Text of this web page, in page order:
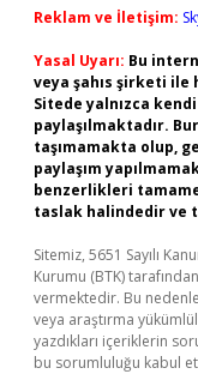
Reklam ve İletişim:
Yasal Uyarı: Bu
veya şahıs şirketi ile
Sitede yalnızca
paylaşılmaktadır.
taşımamakta olup,
paylaşım
benzerlikleri
taslak halindedir ve
Sitemiz, 5651 Sayılı
Kurumu (BTK)
vermektedir. Bu
veya araştırma
yazdıkları içeriklerin
bu sorumluluğu kabul